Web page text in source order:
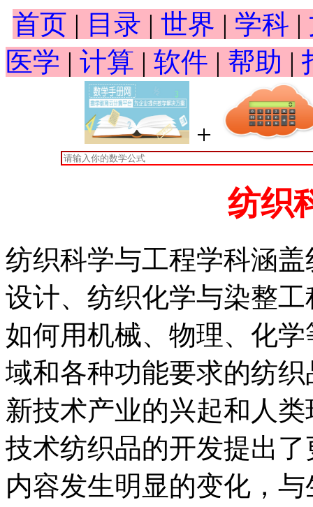
首页 | 目录 | 世界 | 学科 |
医学 | 计算 | 软件 | 帮助 |
+
纺织
纺织科学与工程学科涵
设计、纺织化学与染整
如何用机械、物理、化
域和各种功能要求的纺
新技术产业的兴起和人
技术纺织品的开发提出
内容发生明显的变化，